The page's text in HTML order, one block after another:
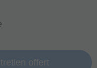
offert